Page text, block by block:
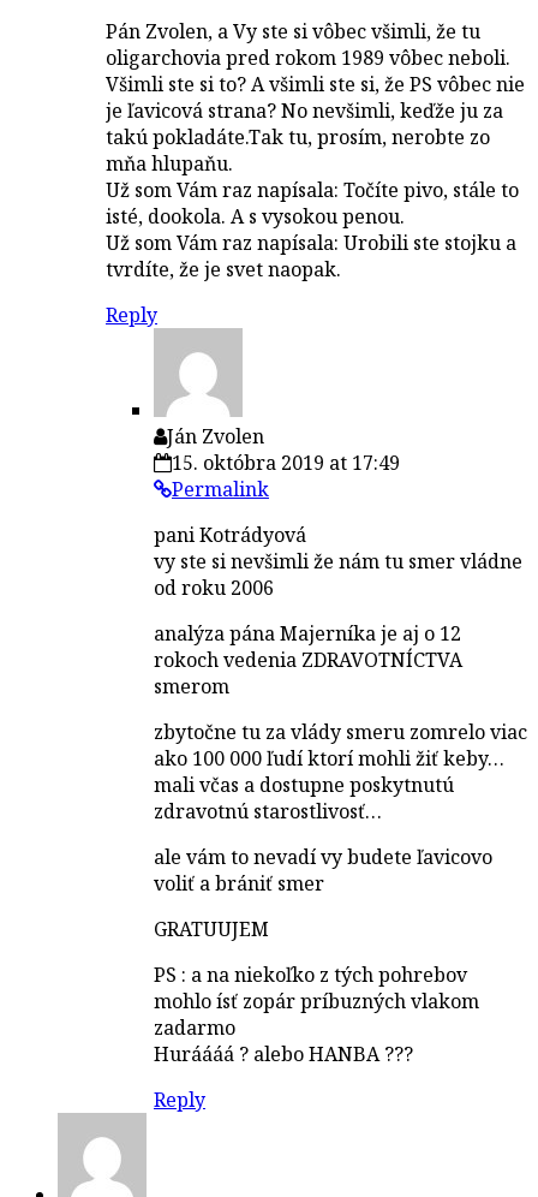
Pán Zvolen, a Vy ste si vôbec všimli, že tu
oligarchovia pred rokom 1989 vôbec neboli.
Všimli ste si to? A všimli ste si, že PS vôbec nie
je ľavicová strana? No nevšimli, keďže ju za
takú pokladáte.Tak tu, prosím, nerobte zo
mňa hlupaňu.
Už som Vám raz napísala: Točíte pivo, stále to
isté, dookola. A s vysokou penou.
Už som Vám raz napísala: Urobili ste stojku a
tvrdíte, že je svet naopak.
Reply
Ján Zvolen
15. októbra 2019 at 17:49
Permalink
pani Kotrádyová
vy ste si nevšimli že nám tu smer vládne
od roku 2006
analýza pána Majerníka je aj o 12
rokoch vedenia ZDRAVOTNÍCTVA
smerom
zbytočne tu za vlády smeru zomrelo viac
ako 100 000 ľudí ktorí mohli žiť keby…
mali včas a dostupne poskytnutú
zdravotnú starostlivosť…
ale vám to nevadí vy budete ľavicovo
voliť a brániť smer
GRATUUJEM
PS : a na niekoľko z tých pohrebov
mohlo ísť zopár príbuzných vlakom
zadarmo
Huráááá ? alebo HANBA ???
Reply